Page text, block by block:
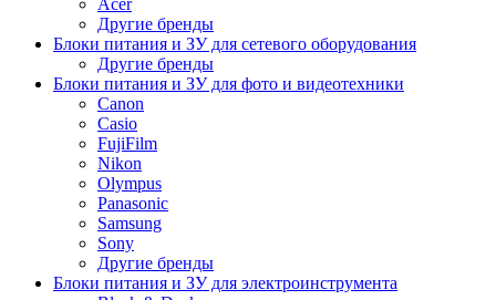
Другие бренды
Блоки питания и ЗУ для сетевого оборудования
Другие бренды
Блоки питания и ЗУ для фото и видеотехники
Canon
Casio
FujiFilm
Nikon
Olympus
Panasonic
Samsung
Sony
Другие бренды
Блоки питания и ЗУ для электроинструмента